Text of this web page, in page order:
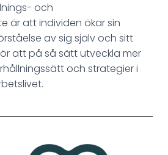
och
är att individen ökar sin
av sig själv och sitt
att på så sätt utveckla mer
och strategier i